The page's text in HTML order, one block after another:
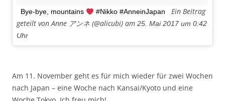
Bye-bye, mountains #Nikko #AnneinJapan
Ein Beitrag
geteilt von Anne アンネ (@alicubi) am 25. Mai 2017 um 0:42
Uhr
Am 11. November geht es für mich wieder für zwei Wochen
nach Japan – eine Woche nach Kansai/Kyoto und eine